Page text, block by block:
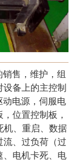
售，维护，组
备上的主控制
动电源，伺服电
位置控制板，
机、重启、数据
流、过负荷（过
、电机卡死、电